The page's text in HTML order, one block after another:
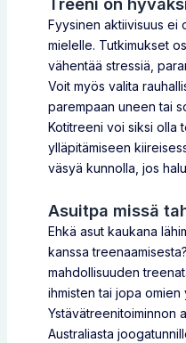
Fyysinen aktiivisuus ei
mielelle. Tutkimukset
vähentää stressiä,
Voit myös valita
parempaan uneen tai
Kotitreeni voi siksi olla
ylläpitämiseen
väsyä kunnolla, jos
Asuitpa missä
Ehkä asut kaukana
kanssa
mahdollisuuden
ihmisten tai jopa
Ystävätreenitoiminnon
Australiasta